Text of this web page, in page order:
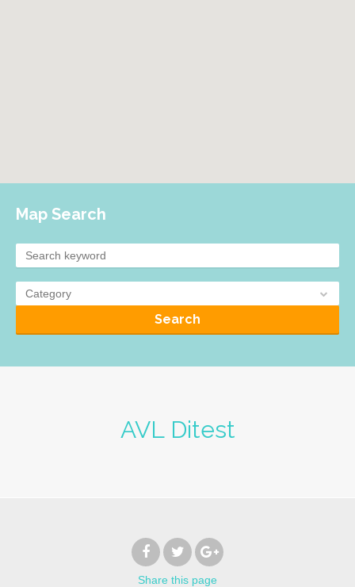
Map Search
Category
Search
AVL Ditest
Share this page